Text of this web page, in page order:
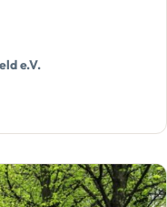
e.V.